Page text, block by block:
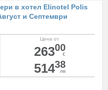
в хотел Elinotel Polis
и Септември
Цена от
26300
€
51438
лв